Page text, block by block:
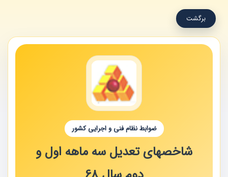
برگشت
ضوابط نظام فنی و اجرایی کشور
شاخصهای تعدیل سه ماهه اول و